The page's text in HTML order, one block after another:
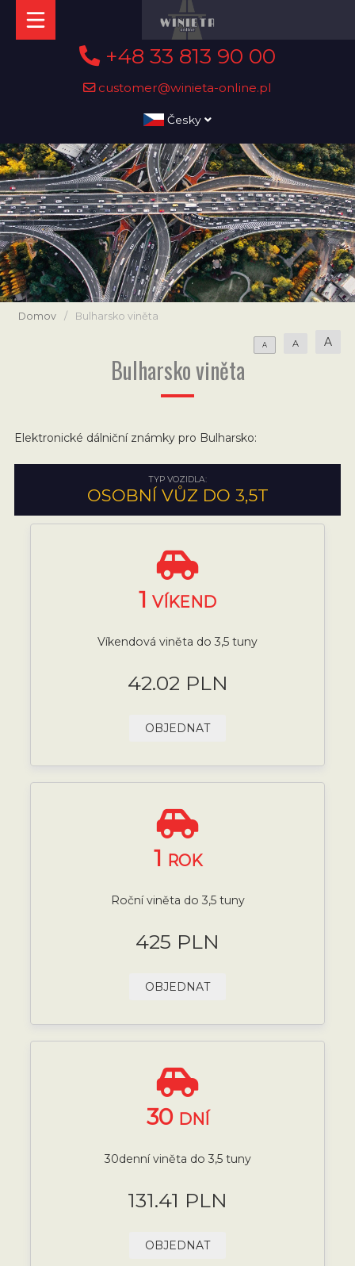
+48 33 813 90 00
customer@winieta-online.pl
Česky
Domov / Bulharsko viněta
A A A
Bulharsko viněta
Elektronické dálniční známky pro Bulharsko:
TYP VOZIDLA:
OSOBNÍ VŮZ DO 3,5T
1 VÍKEND
Víkendová viněta do 3,5 tuny
42.02 PLN
OBJEDNAT
1 ROK
Roční viněta do 3,5 tuny
425 PLN
OBJEDNAT
30 DNÍ
30denní viněta do 3,5 tuny
131.41 PLN
OBJEDNAT